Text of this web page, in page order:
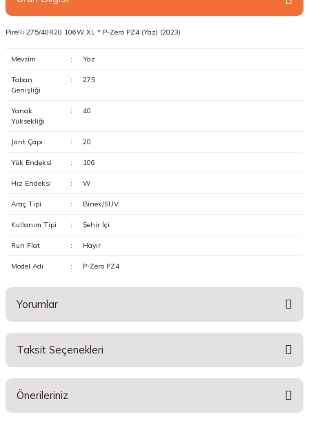
Pirelli 275/40R20 106W XL * P-Zero PZ4 (Yaz) (2023)
Mevsim : Yaz
Taban
Genişliği
: 275
Yanak
Yüksekliği
: 40
Jant Çapı : 20
Yük Endeksi : 106
Hız Endeksi : W
Araç Tipi : Binek/SUV
Kullanım Tipi : Şehir İçi
Run Flat : Hayır
Model Adı : P-Zero PZ4
Yorumlar
Taksit Seçenekleri
Önerileriniz